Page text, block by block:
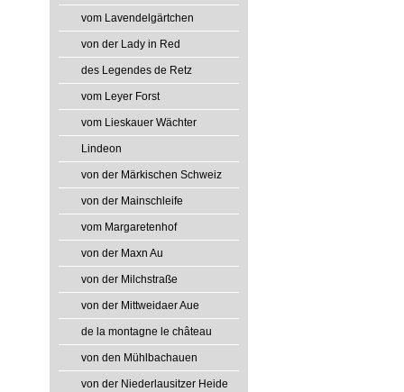
vom Lavendelgärtchen
von der Lady in Red
des Legendes de Retz
vom Leyer Forst
vom Lieskauer Wächter
Lindeon
von der Märkischen Schweiz
von der Mainschleife
vom Margaretenhof
von der Maxn Au
von der Milchstraße
von der Mittweidaer Aue
de la montagne le château
von den Mühlbachauen
von der Niederlausitzer Heide